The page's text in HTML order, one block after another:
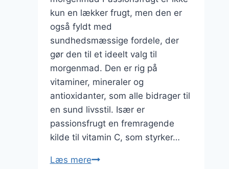
kun en lækker frugt, men den er
også fyldt med
sundhedsmæssige fordele, der
gør den til et ideelt valg til
morgenmad. Den er rig på
vitaminer, mineraler og
antioxidanter, som alle bidrager til
en sund livsstil. Især er
passionsfrugt en fremragende
kilde til vitamin C, som styrker…
Læs merePassionsfrugt